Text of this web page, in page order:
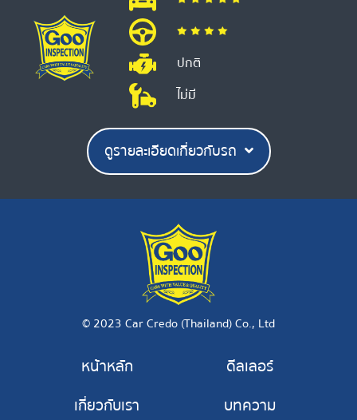
ปกติ
ไม่มี
ดูรายละเอียดเกี่ยวกับรถ
© 2023 Car Credo (Thailand) Co., Ltd
หน้าหลัก
เกี่ยวกับเรา
ดีลเลอร์
บทความ